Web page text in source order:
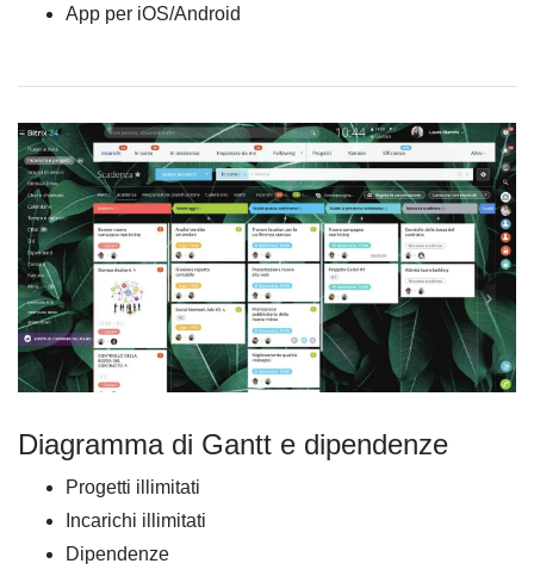
App per iOS/Android
Diagramma di Gantt e dipendenze
Progetti illimitati
Incarichi illimitati
Dipendenze